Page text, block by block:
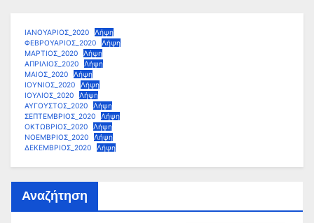
ΙΑΝΟΥΑΡΙΟΣ_2020
Λήψη
ΦΕΒΡΟΥΑΡΙΟΣ_2020
Λήψη
ΜΑΡΤΙΟΣ_2020
Λήψη
ΑΠΡΙΛΙΟΣ_2020
Λήψη
ΜΑΙΟΣ_2020
Λήψη
ΙΟΥΝΙΟΣ_2020
Λήψη
ΙΟΥΛΙΟΣ_2020
Λήψη
ΑΥΓΟΥΣΤΟΣ_2020
Λήψη
ΣΕΠΤΕΜΒΡΙΟΣ_2020
Λήψη
ΟΚΤΩΒΡΙΟΣ_2020
Λήψη
ΝΟΕΜΒΡΙΟΣ_2020
Λήψη
ΔΕΚΕΜΒΡΙΟΣ_2020
Λήψη
Αναζήτηση